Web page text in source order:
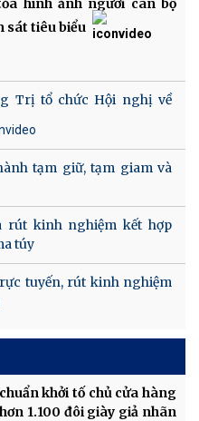
hình ảnh người cán bộ
sát tiêu biểu
Trị tổ chức Hội nghị về
tạm giữ, tạm giam và
rút kinh nghiệm kết hợp
túy
tuyến, rút kinh nghiệm
khởi tố chủ cửa hàng
1.100 đôi giày giả nhãn